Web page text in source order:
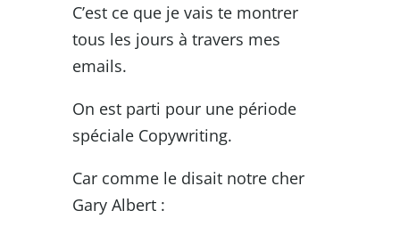
C’est ce que je vais te montrer
tous les jours à travers mes
emails.
On est parti pour une période
spéciale Copywriting.
Car comme le disait notre cher
Gary Albert :